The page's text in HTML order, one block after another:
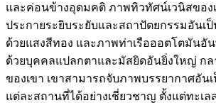
และค่อนข้างอุดมคติ ภาพทิวทัศน์เวนิสของ
ประกายระยิบระยับและสถาปัตยกรรมอันเ
ด้วยแสงสีทอง และภาพท่าเรือออตโตมันอั
ด้วยบุคคลแปลกตาและมัสยิดอันยิ่งใหญ่ กล
ของเขา เขาสามารถจับภาพบรรยากาศอัน
แต่ละสถานที่ได้อย่างเชี่ยวชาญ ตั้งแต่ทะเล